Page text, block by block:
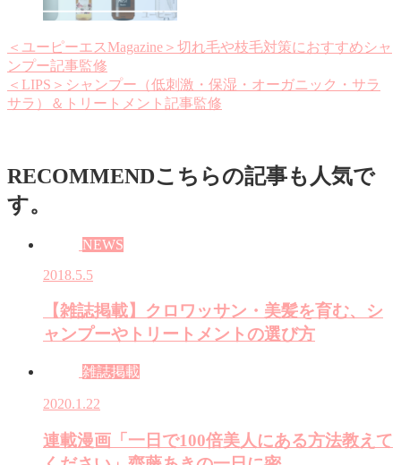
＜ユーピーエスMagazine＞切れ毛や枝毛対策におすすめシャ
ンプー記事監修
＜LIPS＞シャンプー（低刺激・保湿・オーガニック・サラ
サラ）＆トリートメント記事監修
RECOMMENDこちらの記事も人気で
す。
NEWS
2018.5.5
【雑誌掲載】クロワッサン・美髪を育む、シ
ャンプーやトリートメントの選び方
雑誌掲載
2020.1.22
連載漫画「一日で100倍美人にある方法教えて